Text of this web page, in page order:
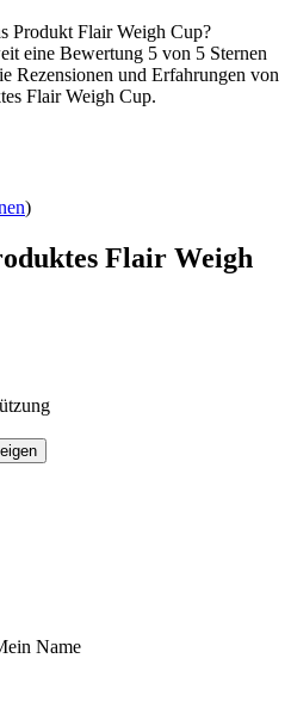
Produkt Flair Weigh Cup?
eine Bewertung 5 von 5 Sternen
Rezensionen und Erfahrungen von
Flair Weigh Cup.
)
Flair Weigh
Name